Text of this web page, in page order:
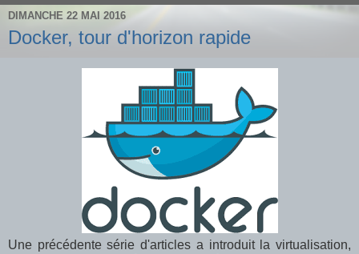
DIMANCHE 22 MAI 2016
Docker, tour d'horizon rapide
Une précédente série d'articles a introduit la virtualisation,